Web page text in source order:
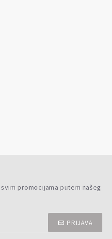
promocijama putem našeg
PRIJAVA